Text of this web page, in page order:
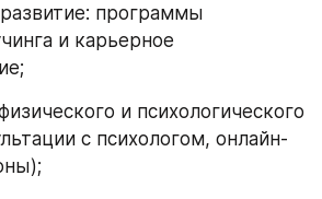
программы
и карьерное
и психологического
с психологом, онлайн-